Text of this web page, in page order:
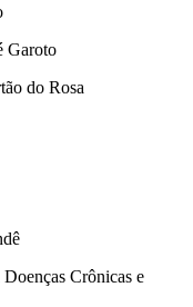
Garoto
do Rosa
Crônicas e